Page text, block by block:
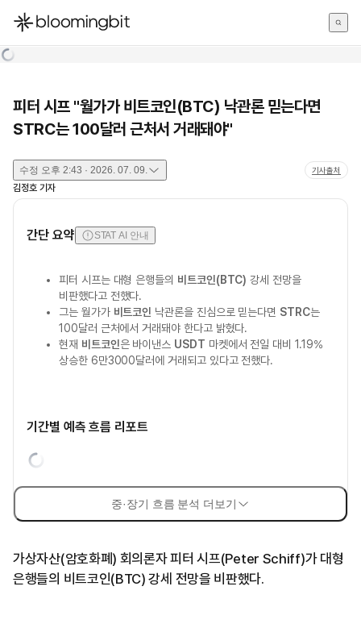
한국어
피터 시프 "월가가 비트코인(BTC) 낙관론 믿는다면
STRC는 100달러 근처서 거래돼야"
수정 오후 2:43 · 2026. 07. 09. 기사출처
김정호 기자
간단 요약 STAT AI 안내
피터 시프는 대형 은행들의 비트코인(BTC) 강세 전망을
비판했다고 전했다.
그는 월가가 비트코인 낙관론을 진심으로 믿는다면 STRC는
100달러 근처에서 거래돼야 한다고 밝혔다.
현재 비트코인은 바이낸스 USDT 마켓에서 전일 대비 1.19%
상승한 6만3000달러에 거래되고 있다고 전했다.
기간별 예측 흐름 리포트
중·장기 흐름 분석 더보기
가상자산(암호화폐) 회의론자 피터 시프(Peter Schiff)가 대형
은행들의 비트코인(BTC) 강세 전망을 비판했다.